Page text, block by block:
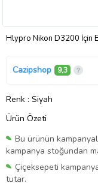
Hlypro Nikon D3200 İçin
Cazipshop 9,3
Renk : Siyah
Ürün Özeti
Bu ürünün
kampanya stoğundan
Çiçeksepeti
tutar.